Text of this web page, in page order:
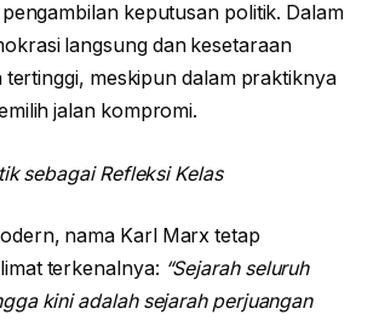
keputusan politik. Dalam
langsung dan kesetaraan
tertinggi, meskipun dalam praktiknya
jalan kompromi.
sebagai Refleksi Kelas
nama Karl Marx tetap
terkenalnya: “Sejarah seluruh
kini adalah sejarah perjuangan